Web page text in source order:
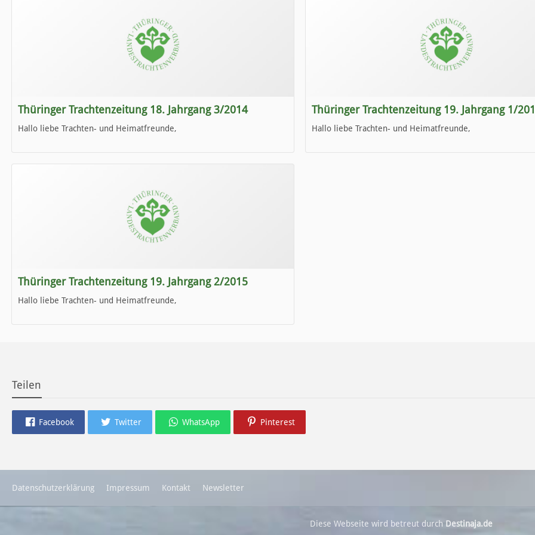
Thüringer Trachtenzeitung 18. Jahrgang 3/2014
Hallo liebe Trachten- und Heimatfreunde,
Wir wünschen Euch viel Spaß beim Lesen.
Thüringer Trachtenzeitung 19. Jahrgang 1/
Hallo liebe Trachten- und Heimatfreunde,
Thüringer Trachtenzeitung 19. Jahrgang 2/2015
Hallo liebe Trachten- und Heimatfreunde,
Teilen
Facebook Twitter WhatsApp Pinterest
Datenschutzerklärung Impressum Kontakt Newsletter
Diese Webseite wird betreut durch Destinaja.de